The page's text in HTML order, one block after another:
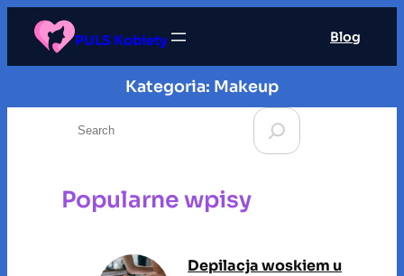
Przejdź
treści
PULS Kobiety Blog
Kategoria: Makeup
c
Popularne wpisy
Depilacja woskiem u